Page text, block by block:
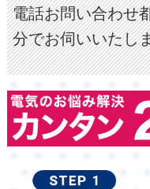
電話お問い合わせ
分でお伺いいたし